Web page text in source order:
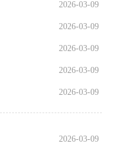
2026-03-09
2026-03-09
2026-03-09
2026-03-09
2026-03-09
2026-03-09